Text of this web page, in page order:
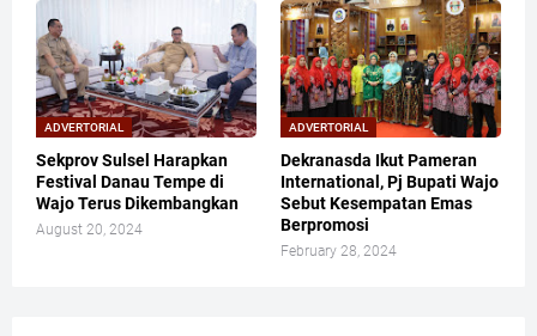
ADVERTORIAL
Sekprov Sulsel Harapkan
Festival Danau Tempe di
Wajo Terus Dikembangkan
August 20, 2024
ADVERTORIAL
Dekranasda Ikut Pameran
International, Pj Bupati Wajo
Sebut Kesempatan Emas
Berpromosi
February 28, 2024